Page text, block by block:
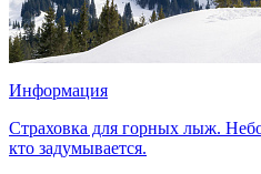
Информация
Страховка для горных лыж.
кто задумывается.